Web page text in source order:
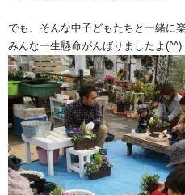
でも、そんな中子どもたちと一緒に
みんな一生懸命がんばりましたよ(^^)